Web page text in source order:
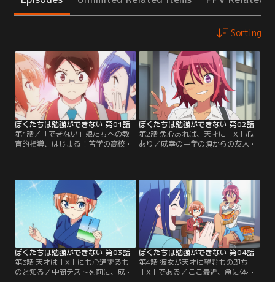
Sorting
ぼくたちは勉強ができない 第01話
第1話／「できない」娘たちへの教
育的指導、はじまる！苦学の高校3
年生・唯我成幸は、大学の学費が免
ちの教育係となることに。指導する
相手は「文学の森の眠り姫」古橋文
乃、「機械仕掛けの親指姫」緒方理
珠といった学園きっての天才美少女
たち！完全無欠の学力と思われた彼
女たちだが…。【提供：バンダイチ
ャンネル】
ぼくたちは勉強ができない 第02話
第2話 魚心あれば、天才に［X］心
あり／成幸の中学の頃からの友人
いておらず推薦自体が危ぶまれる状
態！成幸は学園長に命じられ、うる
かの勉強も見ることに。勉強を嫌が
るうるかだが、成幸が教育係と聞い
て急に張り切り出す！実はうるかは
中学時代から…。【提供：バンダイ
チャンネル】
ぼくたちは勉強ができない 第03話
第3話 天才は［X］にも心通ずるも
のと知る／中間テストを前に、成幸
ぼくたちは勉強ができない 第04話
第4話 彼女が天才に望むもの即ち
［X］である／ここ最近、急に体重